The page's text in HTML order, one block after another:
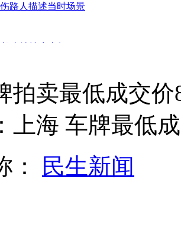
路人描述当时场景
查堵违章车辆
发微博高调寻找
拍卖最低成交
上海 车牌最低
：
民生新闻